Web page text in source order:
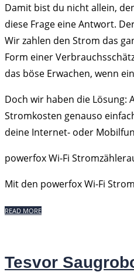
Damit bist du nicht allein,
diese Frage eine Antwort.
Wir zahlen den Strom das
Form einer
das böse Erwachen, wenn
Doch wir haben die Lösung:
Stromkosten genauso
deine Internet- oder
powerfox Wi-Fi
Mit den powerfox Wi-Fi
READ MORE
Tesvor